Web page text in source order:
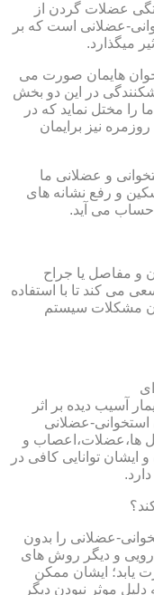
عضلات گردن از
عضلانی است که بر
میگذارد.
هایمان صورت می
در این دو بخش
را مختل نماید که در
نیز برایمان
و عضلانی ما
و رفع نشانه های
حساب می آید.
و مفاصل یا جراح
می کند تا با استفاده
مشکلات سیستم
آسیب دیده بر اثر
استخوانی-عضلانی
ها،عضلات،اعصاب و
توانایی کافی در
عضلانی را بدون
و دیگر روش های
یابد؛ ایشان ممکن
موثر نبودن دیگر